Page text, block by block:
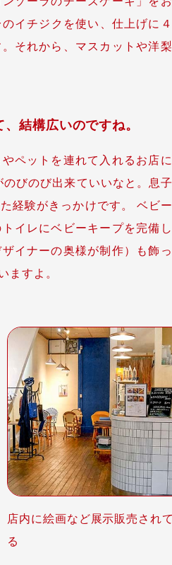
イチジクを使い、仕上げに
それから、マスカットや洋
結構広いのですね。
ペットを連れて入れるお店
びのび出来ていいなと。息
経験がきっかけです。 ベビ
イレにベビーキープを完備
イナーの奥様が制作）も飾
ますよ。
店内に絵画など展示販売され
る